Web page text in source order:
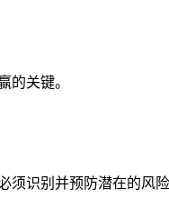
的关键。
识别并预防潜在的风